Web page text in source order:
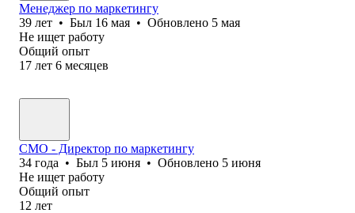
Менеджер по маркетингу
39 лет • Был 16 мая • Обновлено 5 мая
Не ищет работу
Общий опыт
17 лет 6 месяцев
CMO - Директор по маркетингу
34 года • Был 5 июня • Обновлено 5 июня
Не ищет работу
Общий опыт
12 лет